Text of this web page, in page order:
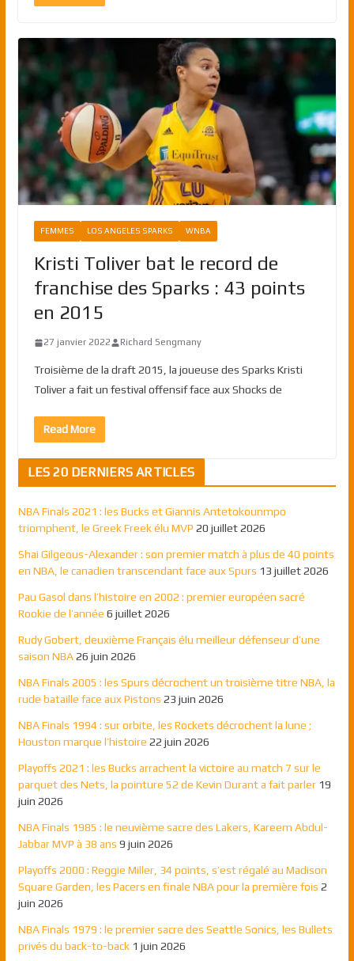
FEMMES LOS ANGELES SPARKS WNBA
Kristi Toliver bat le record de
franchise des Sparks : 43 points
en 2015
27 janvier 2022 Richard Sengmany
Troisième de la draft 2015, la joueuse des Sparks Kristi
Toliver a fait un festival offensif face aux Shocks de
Read More
LES 20 DERNIERS ARTICLES
NBA Finals 2021 : les Bucks et Giannis Antetokounmpo
triomphent, le Greek Freek élu MVP 20 juillet 2026
Shai Gilgeous-Alexander : son premier match à plus de 40 points
en NBA, le canadien transcendant face aux Spurs 13 juillet 2026
Pau Gasol dans l’histoire en 2002 : premier européen sacré
Rookie de l’année 6 juillet 2026
Rudy Gobert, deuxième Français élu meilleur défenseur d’une
saison NBA 26 juin 2026
NBA Finals 2005 : les Spurs décrochent un troisième titre NBA, la
rude bataille face aux Pistons 23 juin 2026
NBA Finals 1994 : sur orbite, les Rockets décrochent la lune ;
Houston marque l’histoire 22 juin 2026
Playoffs 2021 : les Bucks arrachent la victoire au match 7 sur le
parquet des Nets, la pointure 52 de Kevin Durant a fait parler 19
juin 2026
NBA Finals 1985 : le neuvième sacre des Lakers, Kareem Abdul-
Jabbar MVP à 38 ans 9 juin 2026
Playoffs 2000 : Reggie Miller, 34 points, s’est régalé au Madison
Square Garden, les Pacers en finale NBA pour la première fois 2
juin 2026
NBA Finals 1979 : le premier sacre des Seattle Sonics, les Bullets
privés du back-to-back 1 juin 2026